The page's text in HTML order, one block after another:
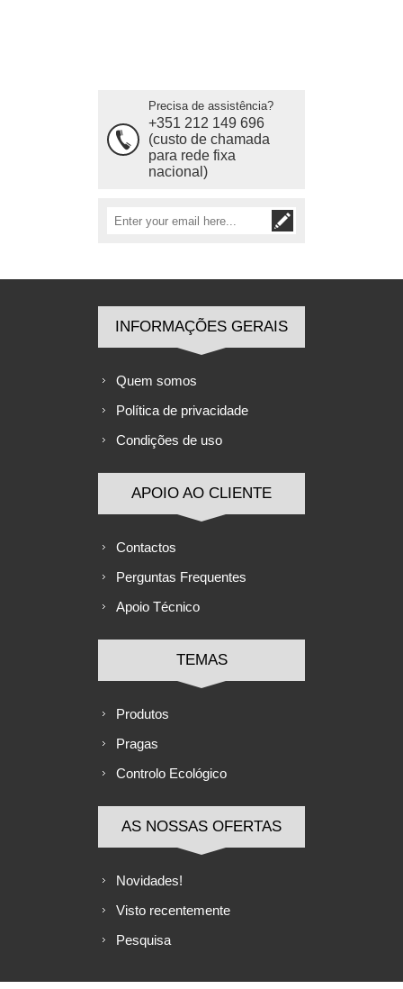
Precisa de assistência?
+351 212 149 696
(custo de chamada
para rede fixa
nacional)
INFORMAÇÕES GERAIS
Quem somos
Política de privacidade
Condições de uso
APOIO AO CLIENTE
Contactos
Perguntas Frequentes
Apoio Técnico
TEMAS
Produtos
Pragas
Controlo Ecológico
AS NOSSAS OFERTAS
Novidades!
Visto recentemente
Pesquisa